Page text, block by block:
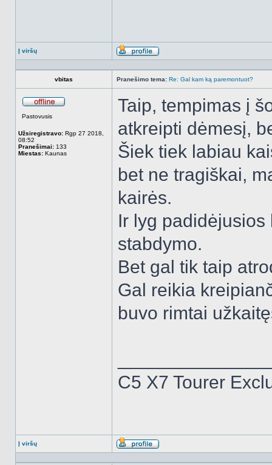
Į viršų
Aprašymas
vbitas Pranešimo tema: Re: Gal kam ką paremontuot?
Pastovusis
Užsiregistravo: Rgp 27 2018,
08:52
Pranešimai: 133
Miestas: Kaunas
Taip, tempimas į
atkreipti dėmesį,
Šiek tiek labiau
bet ne tragiškai,
kairės.
Ir lyg
stabdymo.
Bet gal tik taip
Gal reikia
buvo rimtai
C5 X7 Tourer
Į viršų
Aprašymas